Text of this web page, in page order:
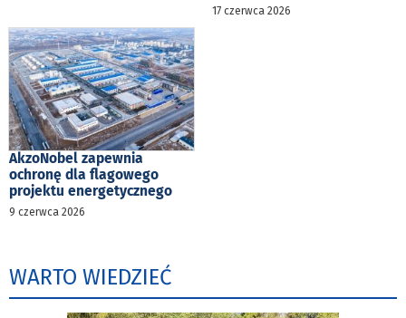
17 czerwca 2026
AkzoNobel zapewnia
ochronę dla flagowego
projektu energetycznego
9 czerwca 2026
WARTO WIEDZIEĆ